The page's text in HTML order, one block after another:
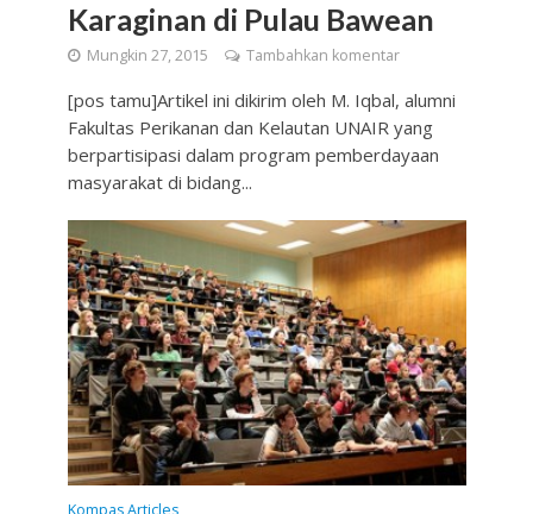
Karaginan di Pulau Bawean
Mungkin 27, 2015 Tambahkan komentar
[pos tamu]Artikel ini dikirim oleh M. Iqbal, alumni
Fakultas Perikanan dan Kelautan UNAIR yang
berpartisipasi dalam program pemberdayaan
masyarakat di bidang...
Kompas Articles